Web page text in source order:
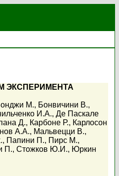
ЭКСПЕРИМЕНТА
М., Бонвичини В.,
И.А., Де Паскале
Д., Карбоне Р., Карлосон
А.А., Мальвецци В.,
, Папини П., Пирс М.,
П., Стожков Ю.И., Юркин